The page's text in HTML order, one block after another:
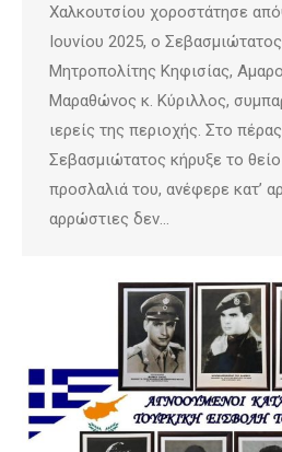
Χαλκουτσίου χοροστάτησε
Ιουνίου 2025, ο
Μητροπολίτης Κηφισίας,
Μαραθώνος κ. Κύριλλος,
ιερείς της περιοχής. Στο
Σεβασμιώτατος κήρυξε το
προσλαλιά του, ανέφερε κατ’
αρρώστιες δεν…